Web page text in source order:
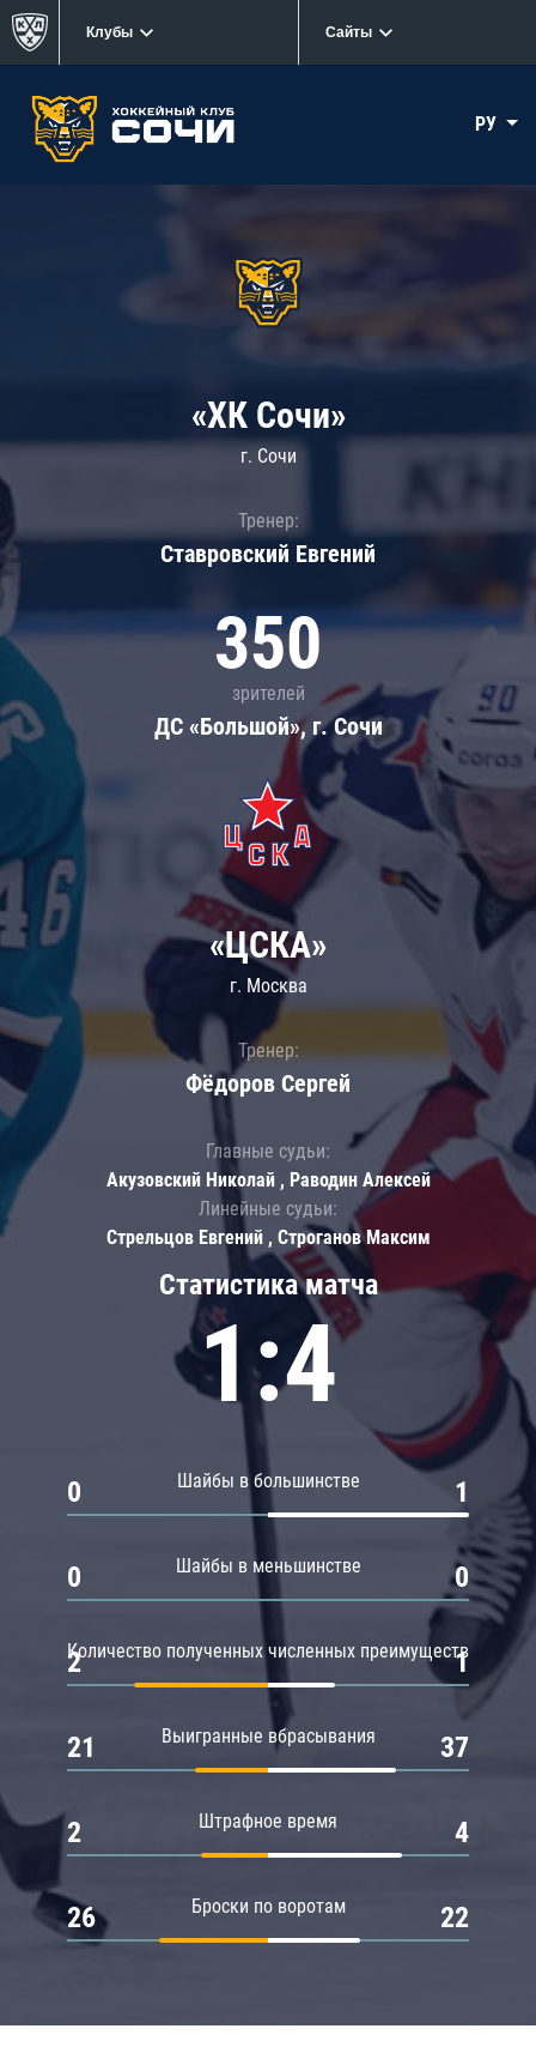
Клубы Сайты
РУ
«ХК Сочи»
г. Сочи
Тренер:
Ставровский Евгений
350
зрителей
ДС «Большой», г. Сочи
Статистика матча
1:4
Шайбы в большинстве
0 1
Шайбы в меньшинстве
0 0
Количество полученных численных преимуществ
2 1
Выигранные вбрасывания
21 37
Штрафное время
2 4
Броски по воротам
26 22
«ЦСКА»
г. Москва
Тренер:
Фёдоров Сергей
Главные судьи:
Акузовский Николай , Раводин Алексей
Линейные судьи:
Стрельцов Евгений , Строганов Максим